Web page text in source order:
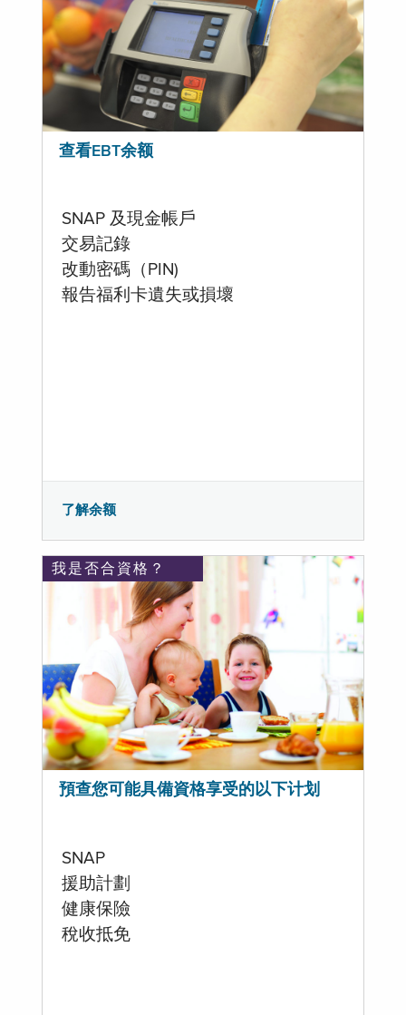
查看EBT余额
SNAP 及現金帳戶
交易記錄
改動密碼（PIN)
報告福利卡遺失或損壞
了解余额
我是否合資格？
預查您可能具備資格享受的以下计划
SNAP
援助計劃
健康保險
稅收抵免